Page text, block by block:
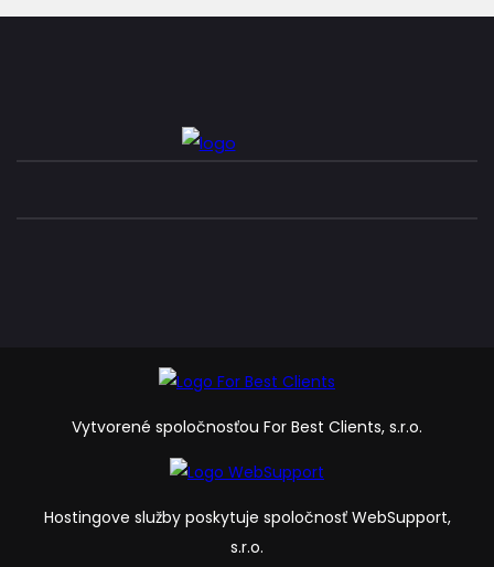
Vytvorené spoločnosťou For Best Clients, s.r.o.
Hostingove služby poskytuje spoločnosť WebSupport,
s.r.o.